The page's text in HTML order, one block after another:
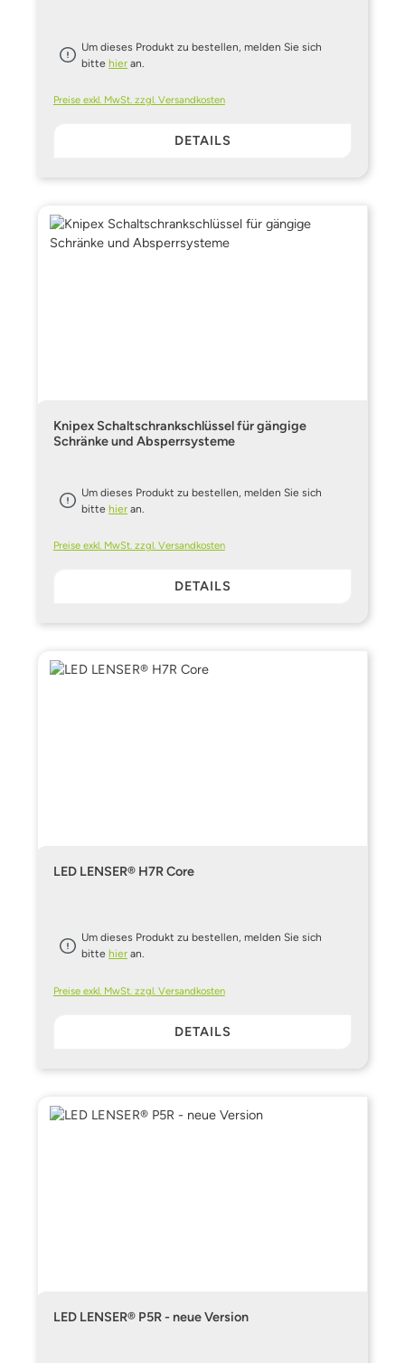
Um dieses Produkt zu bestellen, melden Sie sich
bittehier an.
Preise exkl. MwSt. zzgl. Versandkosten
DETAILS
Knipex Schaltschrankschlüssel für gängige
Schränke und Absperrsysteme
Um dieses Produkt zu bestellen, melden Sie sich
bittehier an.
Preise exkl. MwSt. zzgl. Versandkosten
DETAILS
LED LENSER® H7R Core
Um dieses Produkt zu bestellen, melden Sie sich
bitte hier an.
Preise exkl. MwSt. zzgl. Versandkosten
DETAILS
LED LENSER® P5R - neue Version